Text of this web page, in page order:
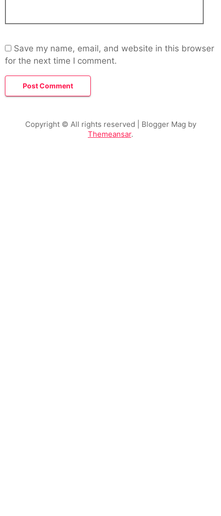
Save my name, email, and website in this browser
for the next time I comment.
Copyright © All rights reserved | Blogger Mag by
Themeansar.